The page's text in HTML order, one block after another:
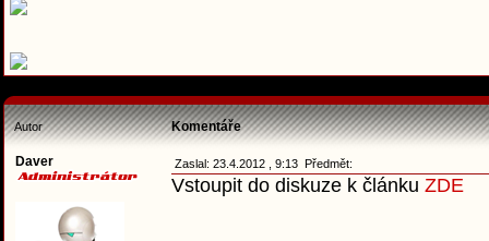
Autor Komentáře
Daver Zaslal: 23.4.2012 , 9:13 Předmět:
Vstoupit do diskuze k článku ZDE